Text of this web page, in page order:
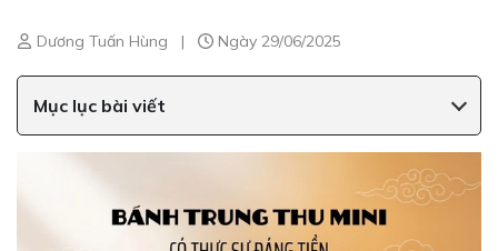
Dương Tuấn Hùng | Ngày 29/06/2025
Mục lục bài viết